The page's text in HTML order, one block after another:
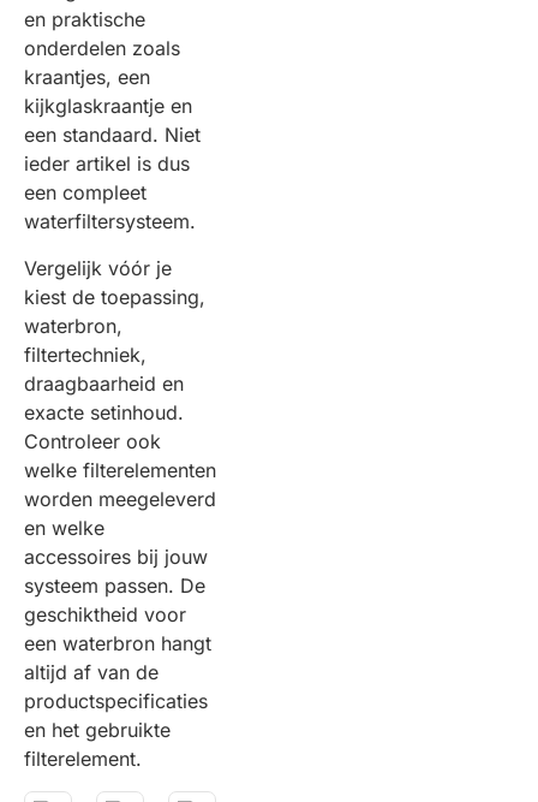
en praktische
onderdelen zoals
kraantjes, een
kijkglaskraantje en
een standaard. Niet
ieder artikel is dus
een compleet
waterfiltersysteem.
Vergelijk vóór je
kiest de toepassing,
waterbron,
filtertechniek,
draagbaarheid en
exacte setinhoud.
Controleer ook
welke filterelementen
worden meegeleverd
en welke
accessoires bij jouw
systeem passen. De
geschiktheid voor
een waterbron hangt
altijd af van de
productspecificaties
en het gebruikte
filterelement.